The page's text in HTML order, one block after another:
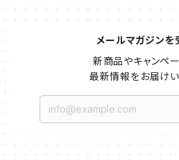
メールマガジンを
新商品やキャンペ
最新情報をお届けい